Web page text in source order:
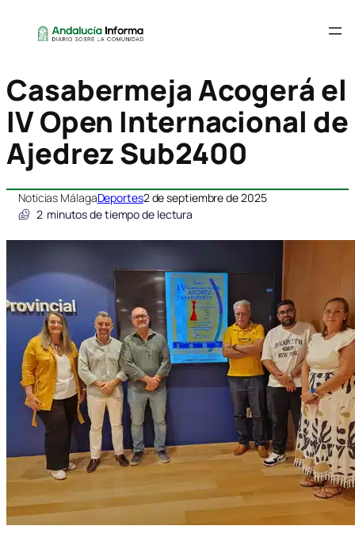
Casabermeja Acogerá el
IV Open Internacional de
Ajedrez Sub2400
Noticias MálagaDeportes2 de septiembre de 2025
2 minutos de tiempo de lectura